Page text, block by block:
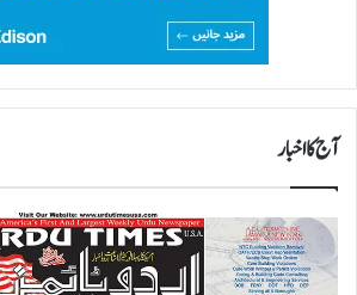
آج کا اخبار